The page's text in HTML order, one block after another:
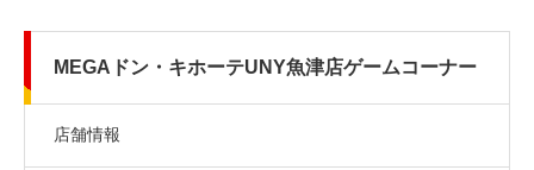
MEGAドン・キホーテUNY魚津店ゲームコーナー
店舗情報